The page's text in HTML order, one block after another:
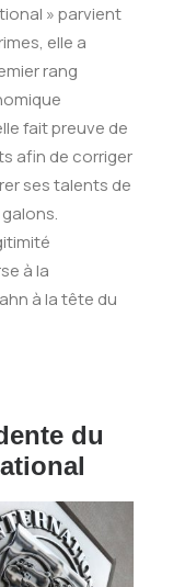
» parvient
elle a
rang
fait preuve de
afin de corriger
ses talents de
à la
à la tête du
du